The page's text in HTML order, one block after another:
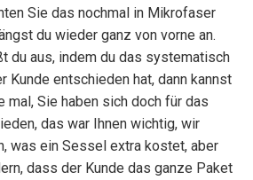
Sie das nochmal in Mikrofaser
du wieder ganz von vorne an.
du aus, indem du das systematisch
Kunde entschieden hat, dann kannst
mal, Sie haben sich doch für das
das war Ihnen wichtig, wir
was ein Sessel extra kostet, aber
dass der Kunde das ganze Paket